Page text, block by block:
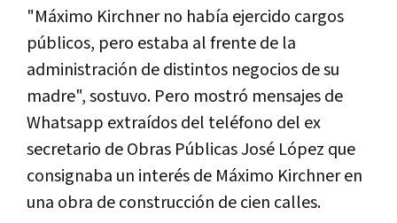
"Máximo Kirchner no había ejercido cargos
públicos, pero estaba al frente de la
administración de distintos negocios de su
madre", sostuvo. Pero mostró mensajes de
Whatsapp extraídos del teléfono del ex
secretario de Obras Públicas José López que
consignaba un interés de Máximo Kirchner en
una obra de construcción de cien calles.